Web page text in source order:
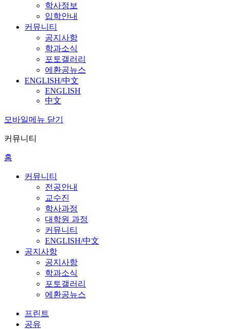
학사정보
입학안내
커뮤니티
공지사항
학과소식
포토갤러리
에환공뉴스
ENGLISH/中文
ENGLISH
中文
모바일메뉴 닫기
커뮤니티
홈
커뮤니티
전공안내
교수진
학사과정
대학원 과정
커뮤니티
ENGLISH/中文
공지사항
공지사항
학과소식
포토갤러리
에환공뉴스
프린트
공유